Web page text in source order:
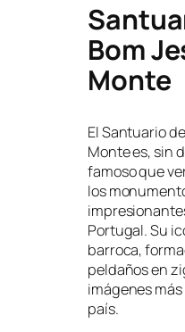
Bom
Monte
El Santuario
Monte es, sin
famoso que
los
Portugal. Su
barroca,
peldaños en
imágenes
país.